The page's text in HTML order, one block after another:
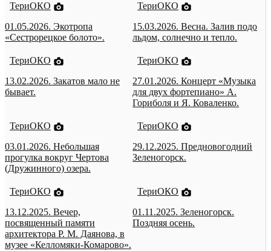
ТериОКО
01.05.2026. Экотропа
«Сестрорецкое болото».
ТериОКО
15.03.2026. Весна. Залив подо
льдом, солнечно и тепло.
ТериОКО
13.02.2026. Закатов мало не
бывает.
ТериОКО
27.01.2026. Концерт «Музыка
для двух фортепиано» А.
Гориболя и Я. Коваленко.
ТериОКО
03.01.2026. Небольшая
прогулка вокруг Чертова
(Дружинного) озера.
ТериОКО
29.12.2025. Предновогодний
Зеленогорск.
ТериОКО
13.12.2025. Вечер,
посвященный памяти
архитектора Р. М. Даянова, в
музее «Келломяки-Комарово».
ТериОКО
01.11.2025. Зеленогорск.
Поздняя осень.